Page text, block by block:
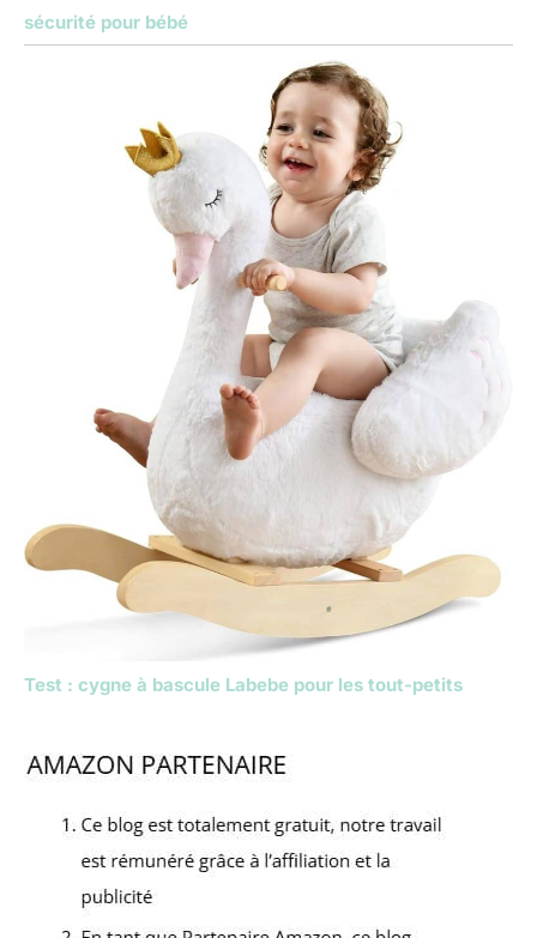
sécurité pour bébé
Test : cygne à bascule Labebe pour les tout-petits